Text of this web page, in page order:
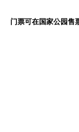
门票可在国家公园售